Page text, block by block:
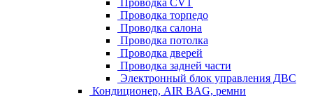
Проводка CVT
Проводка торпедо
Проводка салона
Проводка потолка
Проводка дверей
Проводка задней части
Электронный блок управления ДВС
Кондиционер, AIR BAG, ремни